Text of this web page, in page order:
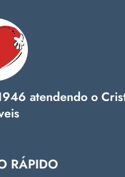
atendendo o
RÁPIDO